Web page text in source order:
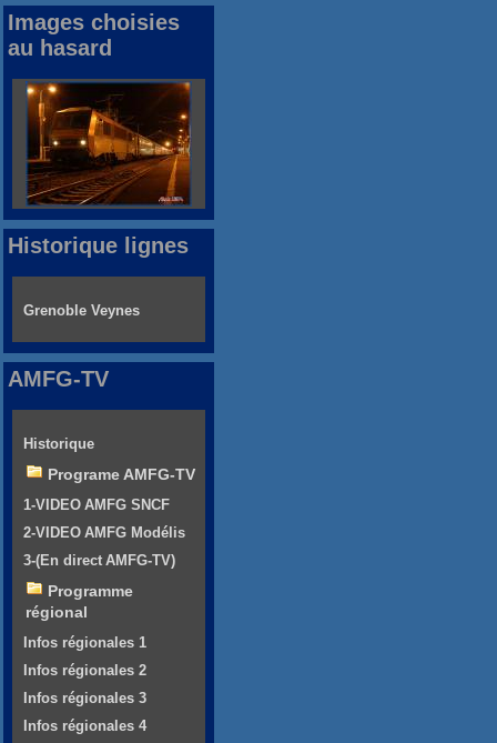
Images choisies
au hasard
Historique lignes
Grenoble Veynes
AMFG-TV
Historique
Programe AMFG-TV
1-VIDEO AMFG SNCF
2-VIDEO AMFG Modélis
3-(En direct AMFG-TV)
Programme
régional
Infos régionales 1
Infos régionales 2
Infos régionales 3
Infos régionales 4